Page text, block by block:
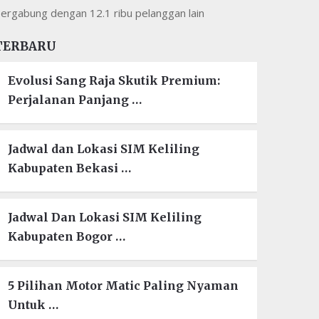
dengan 12.1 ribu pelanggan lain
Evolusi Sang Raja Skutik Premium:
Perjalanan Panjang …
Jadwal dan Lokasi SIM Keliling
Kabupaten Bekasi …
Jadwal Dan Lokasi SIM Keliling
Kabupaten Bogor …
5 Pilihan Motor Matic Paling Nyaman
Untuk …